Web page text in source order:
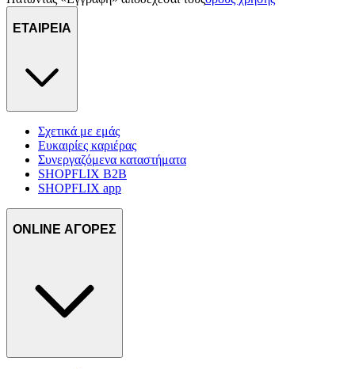
ΕΤΑΙΡΕΙΑ
Σχετικά με εμάς
Ευκαιρίες καριέρας
Συνεργαζόμενα καταστήματα
SHOPFLIX B2B
SHOPFLIX app
ONLINE ΑΓΟΡΕΣ